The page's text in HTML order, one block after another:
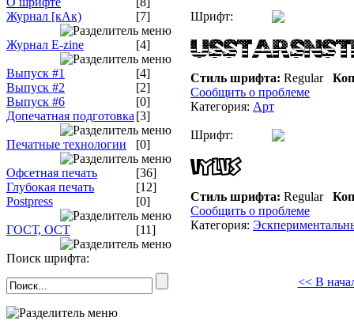
Журнал [кАк)
[7]
Журнал E-zine [4]
Выпуск #1
[4]
Выпуск #2
[2]
Выпуск #6
[0]
Допечатная подготовка [3]
Печатные технологии [0]
Офсетная печать
[36]
Глубокая печать
[12]
Postpress
[0]
ГОСТ, ОСТ [11]
Поиск шрифта:
Шрифт:
Стиль шрифта: Regular
Сообщить о проблеме
Категория: Арт
Шрифт:
Стиль шрифта: Regular
Сообщить о проблеме
Категория:
<< В